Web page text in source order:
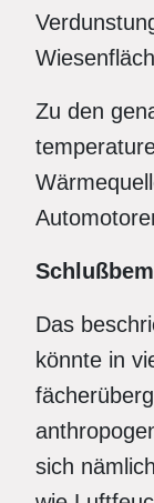
Zu den
Schlu
Das
könnte in
sich